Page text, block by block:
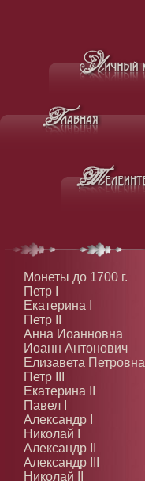
Монеты до 1700 г.
Петр I
Екатерина I
Петр II
Анна Иоанновна
Иоанн Антонович
Елизавета Петровна
Петр III
Екатерина II
Павел I
Александр I
Николай I
Александр II
Александр III
Николай II